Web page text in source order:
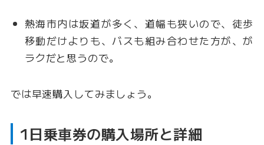
熱海市内は坂道が多く、道幅も狭いので、徒歩
移動だけよりも、バスも組み合わせた方が、が
ラクだと思うので。
では早速購入してみましょう。
1日乗車券の購入場所と詳細